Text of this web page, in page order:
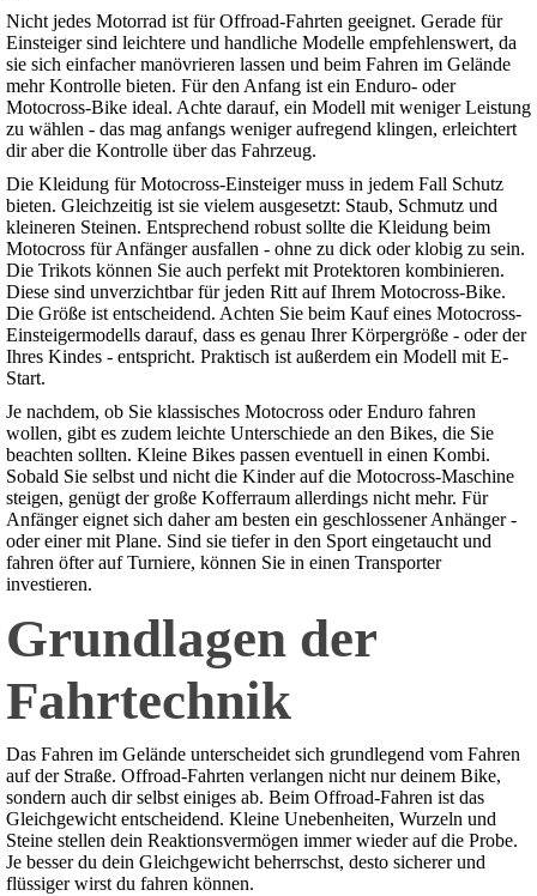
Nicht jedes Motorrad ist für Offroad-Fahrten geeignet. Gerade für
Einsteiger sind leichtere und handliche Modelle empfehlenswert, da
sie sich einfacher manövrieren lassen und beim Fahren im Gelände
mehr Kontrolle bieten. Für den Anfang ist ein Enduro- oder
Motocross-Bike ideal. Achte darauf, ein Modell mit weniger Leistung
zu wählen - das mag anfangs weniger aufregend klingen, erleichtert
dir aber die Kontrolle über das Fahrzeug.
Die Kleidung für Motocross-Einsteiger muss in jedem Fall Schutz
bieten. Gleichzeitig ist sie vielem ausgesetzt: Staub, Schmutz und
kleineren Steinen. Entsprechend robust sollte die Kleidung beim
Motocross für Anfänger ausfallen - ohne zu dick oder klobig zu sein.
Die Trikots können Sie auch perfekt mit Protektoren kombinieren.
Diese sind unverzichtbar für jeden Ritt auf Ihrem Motocross-Bike.
Die Größe ist entscheidend. Achten Sie beim Kauf eines Motocross-
Einsteigermodells darauf, dass es genau Ihrer Körpergröße - oder der
Ihres Kindes - entspricht. Praktisch ist außerdem ein Modell mit E-
Start.
Je nachdem, ob Sie klassisches Motocross oder Enduro fahren
wollen, gibt es zudem leichte Unterschiede an den Bikes, die Sie
beachten sollten. Kleine Bikes passen eventuell in einen Kombi.
Sobald Sie selbst und nicht die Kinder auf die Motocross-Maschine
steigen, genügt der große Kofferraum allerdings nicht mehr. Für
Anfänger eignet sich daher am besten ein geschlossener Anhänger -
oder einer mit Plane. Sind sie tiefer in den Sport eingetaucht und
fahren öfter auf Turniere, können Sie in einen Transporter
investieren.
Grundlagen der
Fahrtechnik
Das Fahren im Gelände unterscheidet sich grundlegend vom Fahren
auf der Straße. Offroad-Fahrten verlangen nicht nur deinem Bike,
sondern auch dir selbst einiges ab. Beim Offroad-Fahren ist das
Gleichgewicht entscheidend. Kleine Unebenheiten, Wurzeln und
Steine stellen dein Reaktionsvermögen immer wieder auf die Probe.
Je besser du dein Gleichgewicht beherrschst, desto sicherer und
flüssiger wirst du fahren können.